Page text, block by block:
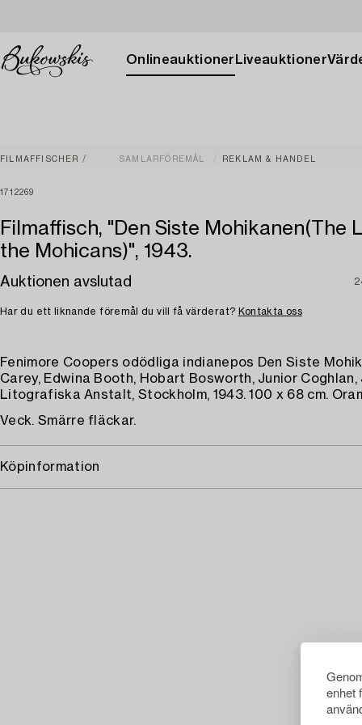
enhet
Onlineauktioner Liveauktioner
FILMAFFISCHER SAMLARFÖREMÅL REKLAM & HANDEL
1712269
Filmaffisch, "Den Siste Mohikanen(The
the Mohicans)", 1943.
Auktionen avslutad
Har du ett liknande föremål du vill få värderat? Kontakta oss
Fenimore Coopers odödliga indianepos Den Siste
Carey, Edwina Booth, Hobart Bosworth, Junior Coghlan,
Litografiska Anstalt, Stockholm, 1943. 100 x 68 cm.
Veck. Smärre fläckar.
Köpinformation